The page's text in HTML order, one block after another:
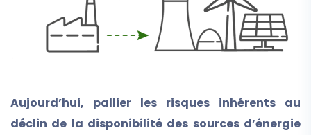
Aujourd’hui, pallier les risques inhérents au
déclin de la disponibilité des sources d’énergie